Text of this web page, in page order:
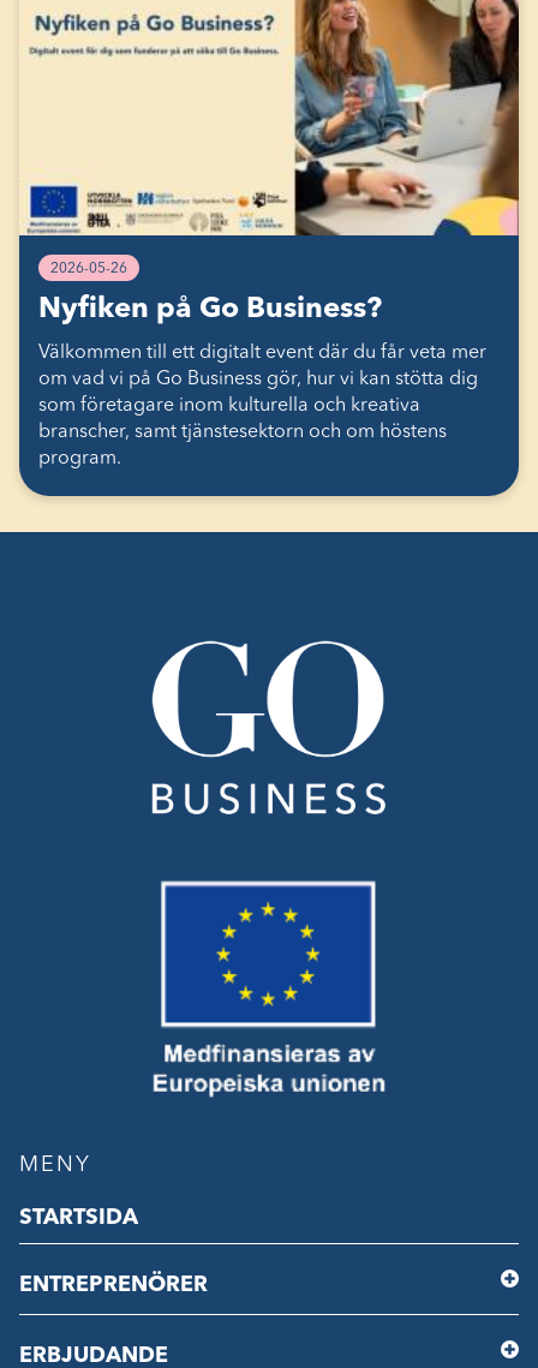
2026-05-26
Nyfiken på Go Business?
Välkommen till ett digitalt event där du får veta mer
om vad vi på Go Business gör, hur vi kan stötta dig
som företagare inom kulturella och kreativa
branscher, samt tjänstesektorn och om höstens
program.
MENY
STARTSIDA
ENTREPRENÖRER
ERBJUDANDE